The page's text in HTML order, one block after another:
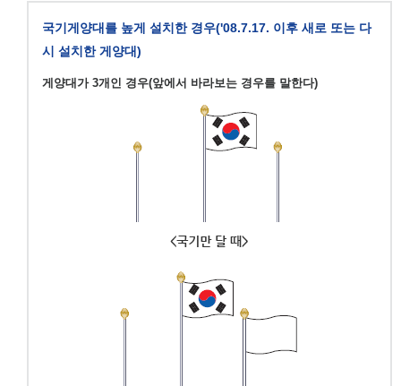
국기게양대를 높게 설치한 경우('08.7.17. 이후 새로 또는 다
시 설치한 게양대)
게양대가 3개인 경우(앞에서 바라보는 경우를 말한다)